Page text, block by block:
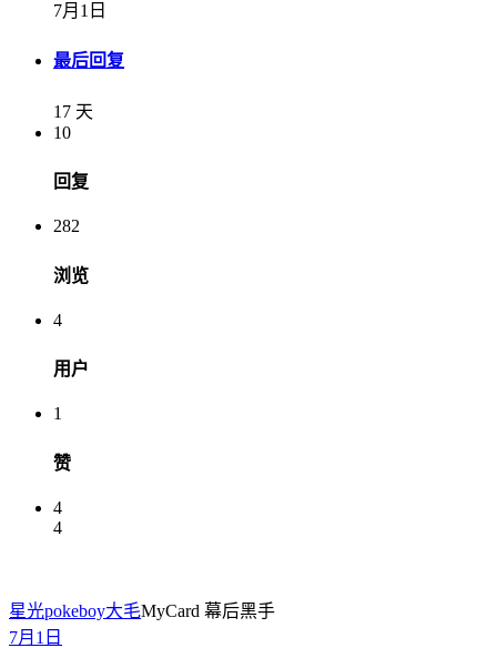
7月1日
最后回复
17 天
10
回复
282
浏览
4
用户
1
赞
4
4
星光pokeboy大毛MyCard 幕后黑手
7月1日